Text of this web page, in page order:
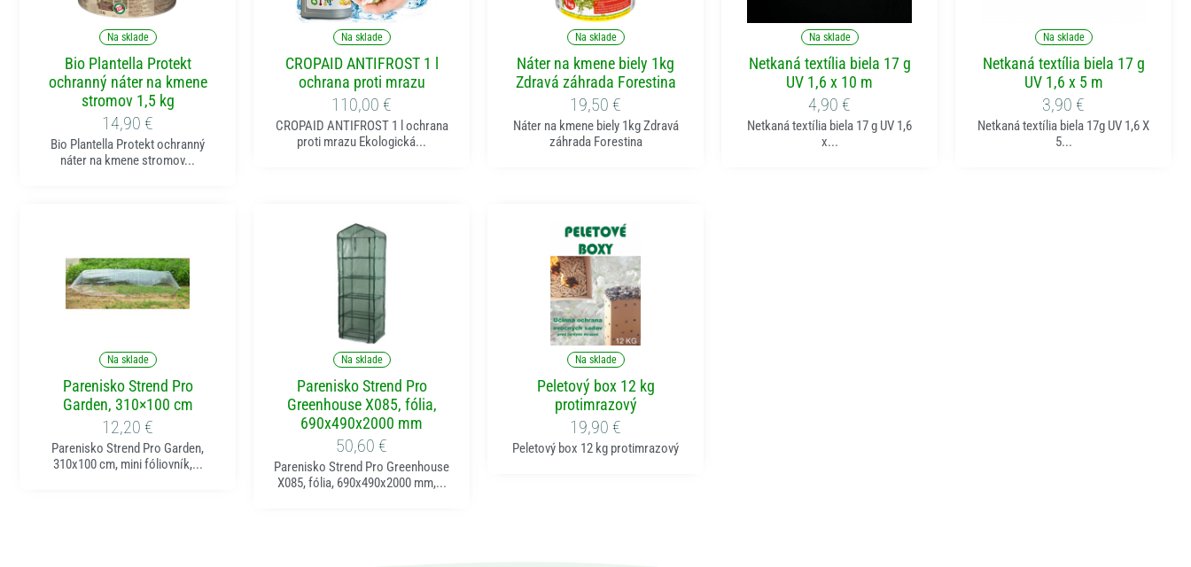
Pridať do košíka
Na sklade
Bio Plantella Protekt
ochranný náter na kmene
stromov 1,5 kg
14,90 €
Bio Plantella Protekt ochranný
náter na kmene stromov...
Pridať do košíka
Na sklade
CROPAID ANTIFROST 1 l
ochrana proti mrazu
110,00 €
CROPAID ANTIFROST 1 l ochrana
proti mrazu Ekologická...
Pridať do košíka
Na sklade
Náter na kmene biely 1kg
Zdravá záhrada Forestina
19,50 €
Náter na kmene biely 1kg Zdravá
záhrada Forestina
Na sklade
Netkaná textília biela 17 g
UV 1,6 x 10 m
4,90 €
Netkaná textília biela 17 g UV 1,6
x...
Na sklade
Netkaná textília biela 17 g
UV 1,6 x 5 m
3,90 €
Netkaná textília biela 17g UV 1,6 X
5...
Na sklade
Parenisko Strend Pro
Garden, 310×100 cm
12,20 €
Parenisko Strend Pro Garden,
310x100 cm, mini fóliovník,...
Pridať do košíka
Na sklade
Parenisko Strend Pro
Greenhouse X085, fólia,
690x490x2000 mm
50,60 €
Parenisko Strend Pro Greenhouse
X085, fólia, 690x490x2000 mm,...
Pridať do košíka
Na sklade
Peletový box 12 kg
protimrazový
19,90 €
Peletový box 12 kg protimrazový